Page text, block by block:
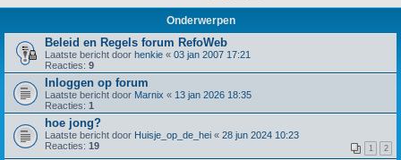
Onderwerpen
Beleid en Regels forum RefoWeb
Laatste bericht door henkie « 03 jan 2007 17:21
Reacties: 9
Inloggen op forum
Laatste bericht door Marnix « 13 jan 2026 18:35
Reacties: 1
hoe jong?
Laatste bericht door Huisje_op_de_hei « 28 jun 2024 10:23
Reacties: 19 1 2